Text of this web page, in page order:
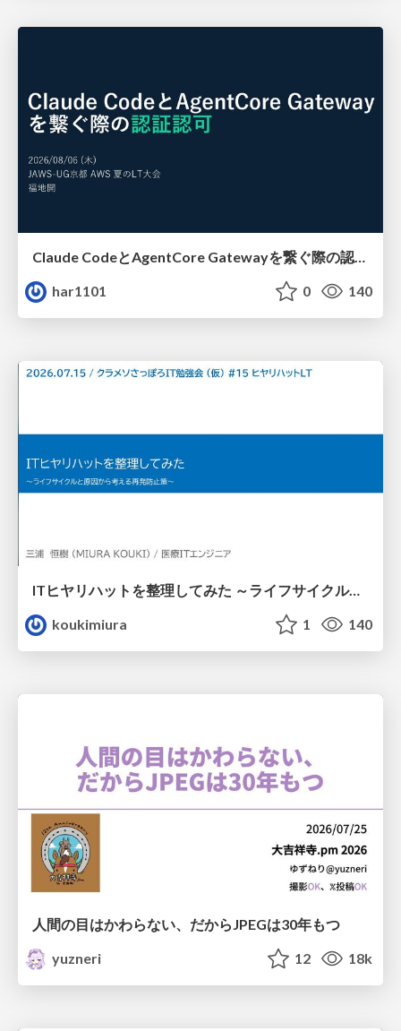
Claude CodeとAgentCore Gatewayを繋ぐ際の認証認可 / Authentication and authorization when connecting Claude Code with AgentCore Gateway
har1101
0 140
ITヒヤリハットを整理してみた ～ライフサイクルと原因から考える再発防止策～
koukimiura
1 140
人間の目はかわらない、だからJPEGは30年もつ
yuzneri
12 18k